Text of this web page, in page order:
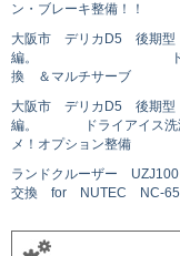
ン・ブレーキ整備！！
大阪市 デリカD5 後期
編。 ドライアイ
換 ＆マルチサーブ
大阪市 デリカD5 後期
編。 ドライアイス洗浄
メ！オプション整備
ランドクルーザー
交換 for NUTEC NC-65